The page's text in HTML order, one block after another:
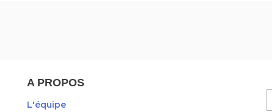
A PROPOS
L'équipe